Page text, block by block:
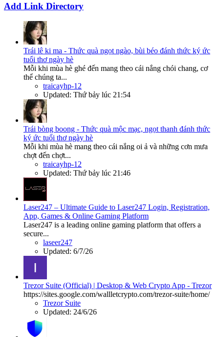
Add Link Directory
Trái lê ki ma - Thức quà ngọt ngào, bùi béo đánh thức ký ức
tuổi thơ ngày hè
Mỗi khi mùa hè ghé đến mang theo cái nắng chói chang, cơ
thể chúng ta...
traicayhp-12
Updated: Thứ bảy lúc 21:54
Trái bòng boong - Thức quà mộc mạc, ngọt thanh đánh thức
ký ức tuổi thơ ngày hè
Mỗi khi mùa hè mang theo cái nắng oi ả và những cơn mưa
chợt đến chợt...
traicayhp-12
Updated: Thứ bảy lúc 21:46
Laser247 – Ultimate Guide to Laser247 Login, Registration,
App, Games & Online Gaming Platform
Laser247 is a leading online gaming platform that offers a
secure...
laseer247
Updated: 6/7/26
Trezor Suite (Official) | Desktop & Web Crypto App - Trezor
https://sites.google.com/wallletcrypto.com/trezor-suite/home/
Trezor Suite
Updated: 24/6/26